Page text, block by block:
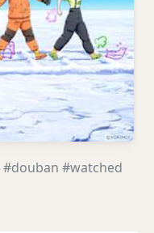
#douban #watched